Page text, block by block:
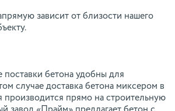
зависит от близости нашего
поставки бетона удобны для
случае доставка бетона миксером в
производится прямо на строительную